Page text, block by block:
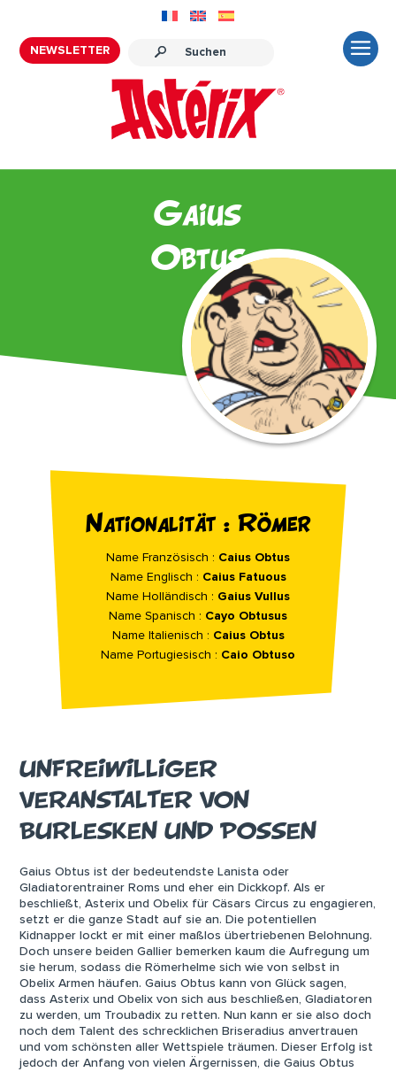
NEWSLETTER
Gaius
Obtus
Nationalität : Römer
Name Französisch : Caius Obtus
Name Englisch : Caius Fatuous
Name Holländisch : Gaius Vullus
Name Spanisch : Cayo Obtusus
Name Italienisch : Caius Obtus
Name Portugiesisch : Caio Obtuso
UNFREIWILLIGER
VERANSTALTER VON
BURLESKEN UND POSSEN
Gaius Obtus ist der bedeutendste Lanista oder
Gladiatorentrainer Roms und eher ein Dickkopf. Als er
beschließt, Asterix und Obelix für Cäsars Circus zu engagieren,
setzt er die ganze Stadt auf sie an. Die potentiellen
Kidnapper lockt er mit einer maßlos übertriebenen Belohnung.
Doch unsere beiden Gallier bemerken kaum die Aufregung um
sie herum, sodass die Römerhelme sich wie von selbst in
Obelix Armen häufen. Gaius Obtus kann von Glück sagen,
dass Asterix und Obelix von sich aus beschließen, Gladiatoren
zu werden, um Troubadix zu retten. Nun kann er sie also doch
noch dem Talent des schrecklichen Briseradius anvertrauen
und vom schönsten aller Wettspiele träumen. Dieser Erfolg ist
jedoch der Anfang von vielen Ärgernissen, die Gaius Obtus